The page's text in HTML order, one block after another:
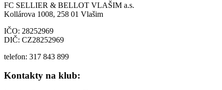
FC SELLIER & BELLOT VLAŠIM a.s.
Kollárova 1008, 258 01 Vlašim
IČO: 28252969
DIČ: CZ28252969
telefon: 317 843 899
Kontakty na klub: